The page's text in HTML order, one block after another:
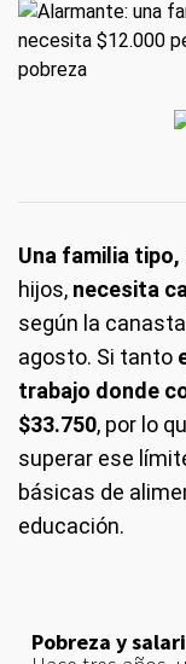
Una familia tipo,
hijos, necesita
según la
agosto. Si tanto
trabajo donde
$33.750, por lo
superar ese
básicas de
educación.